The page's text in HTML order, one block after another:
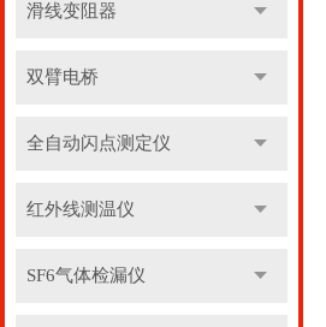
滑线变阻器
双臂电桥
全自动闪点测定仪
红外线测温仪
SF6气体检漏仪